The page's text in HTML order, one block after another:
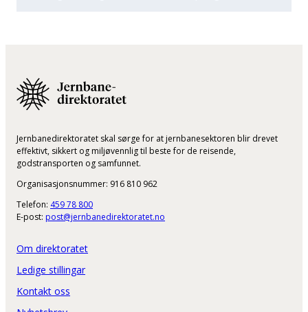
Jernbanedirektoratet skal sørge for at jernbanesektoren blir drevet
effektivt, sikkert og miljøvennlig til beste for de reisende,
godstransporten og samfunnet.
Organisasjonsnummer: 916 810 962
Telefon: 459 78 800
E-post: post@jernbanedirektoratet.no
Om direktoratet
Ledige stillingar
Kontakt oss